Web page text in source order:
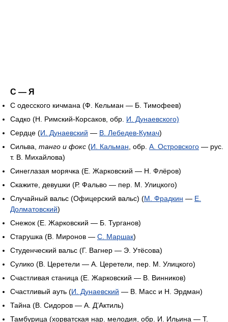
С — Я
С одесского кичмана (Ф. Кельман — Б. Тимофеев)
Садко (Н. Римский-Корсаков, обр. И. Дунаевского)
Сердце (И. Дунаевский — В. Лебедев-Кумач)
Сильва, танго и фокс (И. Кальман , обр. А. Островского — рус.
т. В. Михайлова)
Синеглазая морячка (Е. Жарковский — Н. Флёров)
Скажите, девушки (Р. Фальво — пер. М. Улицкого)
Случайный вальс (Офицерский вальс) (М. Фрадкин — Е.
Долматовский)
Снежок (Е. Жарковский — Б. Турганов)
Старушка (В. Миронов — С. Маршак)
Студенческий вальс (Г. Вагнер — Э. Утёсова)
Сулико (В. Церетели — А. Церетели, пер. М. Улицкого)
Счастливая станица (Е. Жарковский — В. Винников)
Счастливый ауть (И. Дунаевский — В. Масс и Н. Эрдман)
Тайна (В. Сидоров — А. Д’Актиль)
Тамбурица (хорватская нар. мелодия, обр. И. Ильина — Т.